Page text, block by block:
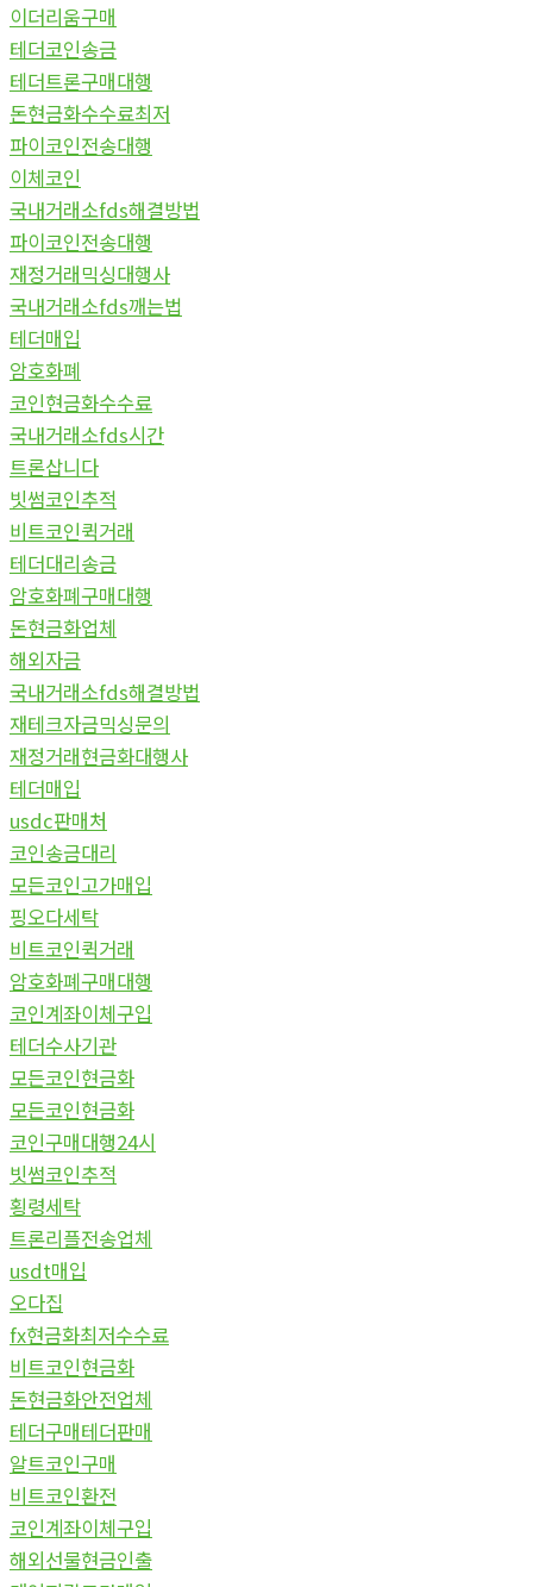
이더리움구매
테더코인송금
테더트론구매대행
돈현금화수수료최저
파이코인전송대행
이체코인
국내거래소fds해결방법
파이코인전송대행
재정거래믹싱대행사
국내거래소fds깨는법
테더매입
암호화폐
코인현금화수수료
국내거래소fds시간
트론삽니다
빗썸코인추적
비트코인퀵거래
테더대리송금
암호화폐구매대행
돈현금화업체
해외자금
국내거래소fds해결방법
재테크자금믹싱문의
재정거래현금화대행사
테더매입
usdc판매처
코인송금대리
모든코인고가매입
핑오다세탁
비트코인퀵거래
암호화폐구매대행
코인계좌이체구입
테더수사기관
모든코인현금화
모든코인현금화
코인구매대행24시
빗썸코인추적
횡령세탁
트론리플전송업체
usdt매입
오다집
fx현금화최저수수료
비트코인현금화
돈현금화안전업체
테더구매테더판매
알트코인구매
비트코인환전
코인계좌이체구입
해외선물현금인출